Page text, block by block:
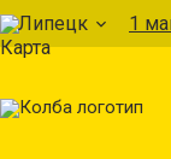
Липецк 1